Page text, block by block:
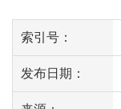
索引号：
发布日期：